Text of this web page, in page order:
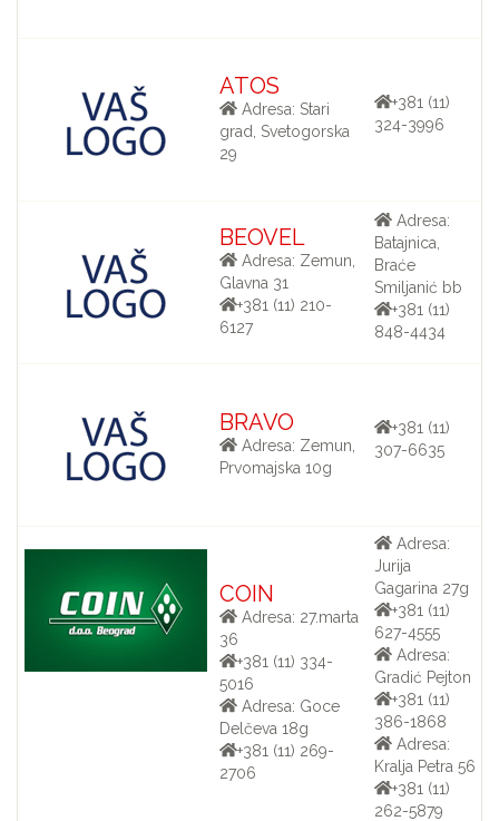
ATOS
Adresa: Stari
grad, Svetogorska
29
+381 (11)
324-3996
BEOVEL
Adresa: Zemun,
Glavna 31
+381 (11) 210-
6127
Adresa:
Batajnica,
Braće
Smiljanić bb
+381 (11)
848-4434
BRAVO
Adresa: Zemun,
Prvomajska 10g
+381 (11)
307-6635
COIN
Adresa: 27.marta
36
+381 (11) 334-
5016
Adresa: Goce
Delčeva 18g
+381 (11) 269-
2706
Adresa:
Jurija
Gagarina 27g
+381 (11)
627-4555
Adresa:
Gradić Pejton
+381 (11)
386-1868
Adresa:
Kralja Petra 56
+381 (11)
262-5879